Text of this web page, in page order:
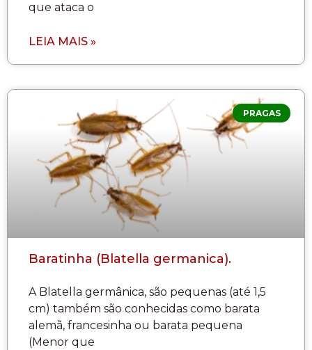
que ataca o
LEIA MAIS »
PRAGAS
Baratinha (Blatella germanica).
A Blatella germânica, são pequenas (até 1,5
cm) também são conhecidas como barata
alemã, francesinha ou barata pequena
(Menor que